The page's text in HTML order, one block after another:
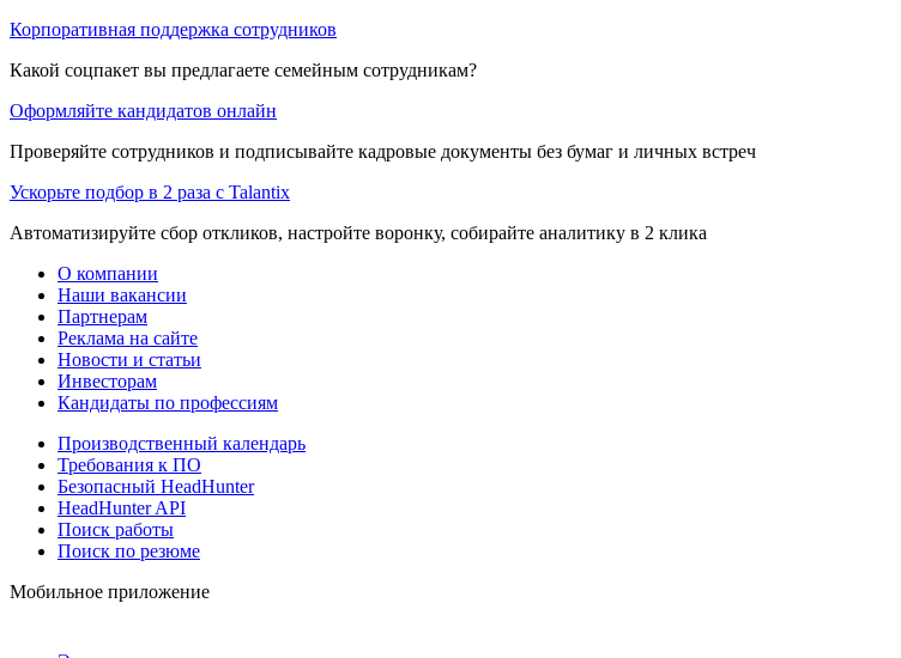
Корпоративная поддержка сотрудников
Какой соцпакет вы предлагаете семейным сотрудникам?
Оформляйте кандидатов онлайн
Проверяйте сотрудников и подписывайте кадровые документы без бумаг и личных встреч
Ускорьте подбор в 2 раза с Talantix
Автоматизируйте сбор откликов, настройте воронку, собирайте аналитику в 2 клика
О компании
Наши вакансии
Партнерам
Реклама на сайте
Новости и статьи
Инвесторам
Кандидаты по профессиям
Производственный календарь
Требования к ПО
Безопасный HeadHunter
HeadHunter API
Поиск работы
Поиск по резюме
Мобильное приложение